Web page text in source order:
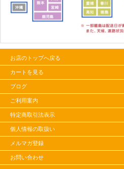
お店のトップへ戻る
カートを見る
ブログ
ご利用案内
特定商取引法表示
個人情報の取扱い
メルマガ登録
お問い合わせ